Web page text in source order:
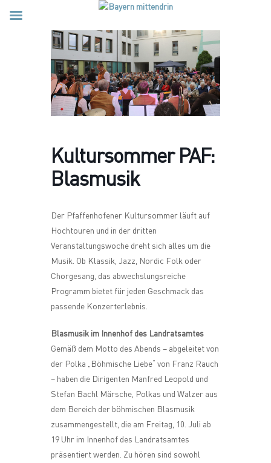
Kultursommer PAF:
Blasmusik
Der Pfaffenhofener Kultursommer läuft auf
Hochtouren und in der dritten
Veranstaltungswoche dreht sich alles um die
Musik. Ob Klassik, Jazz, Nordic Folk oder
Chorgesang, das abwechslungsreiche
Programm bietet für jeden Geschmack das
passende Konzerterlebnis.
Blasmusik im Innenhof des Landratsamtes
Gemäß dem Motto des Abends – abgeleitet von
der Polka „Böhmische Liebe“ von Franz Rauch
– haben die Dirigenten Manfred Leopold und
Stefan Bachl Märsche, Polkas und Walzer aus
dem Bereich der böhmischen Blasmusik
zusammengestellt, die am Freitag, 10. Juli ab
19 Uhr im Innenhof des Landratsamtes
präsentiert werden. Zu hören sind sowohl